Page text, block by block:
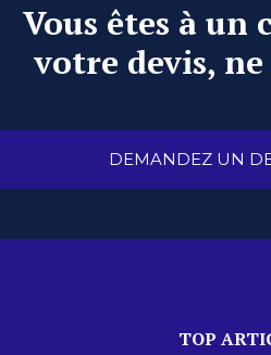
Vous êtes à
votre devis,
DEMANDEZ UN
TOP